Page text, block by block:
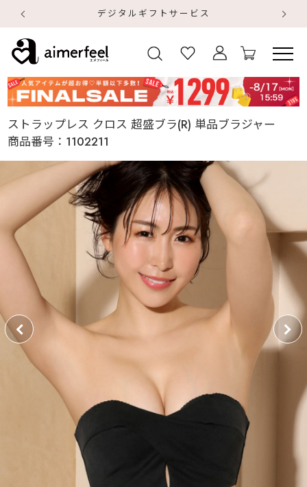
デジタルギフトサービス
ストラップレス クロス 超盛ブラ(R) 単品ブラジャー
商品番号： 1102211